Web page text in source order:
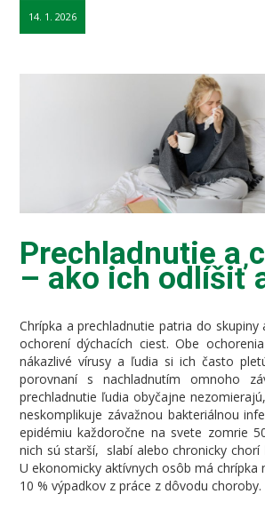
14. 1. 2026
Prechladnutie a
– ako ich odlíšiť
Chrípka a prechladnutie patria do skupiny
ochorení dýchacích ciest. Obe
nákazlivé vírusy a ľudia si ich často
porovnaní s nachladnutím omnoho
prechladnutie ľudia obyčajne
neskomplikuje závažnou bakteriálnou
epidémiu každoročne na svete zomrie
nich sú starší, slabí alebo chronicky
U ekonomicky aktívnych osôb má chrípka
10 % výpadkov z práce z dôvodu choroby.